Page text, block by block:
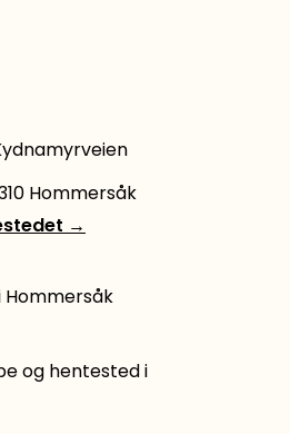
Hommersåk
→
Hommersåk
og hentested i